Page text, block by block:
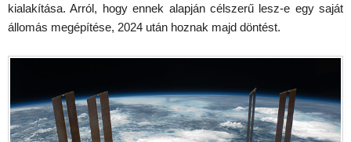
kialakítása. Arról, hogy ennek alapján célszerű lesz-e egy saját
állomás megépítése, 2024 után hoznak majd döntést.